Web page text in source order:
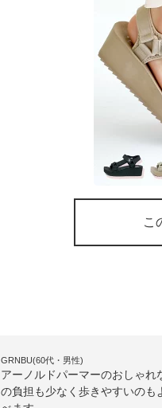
こ
GRNBU(60代・男性)
アーノルドパーマーのおしゃ
の負担も少なく歩きやすいの